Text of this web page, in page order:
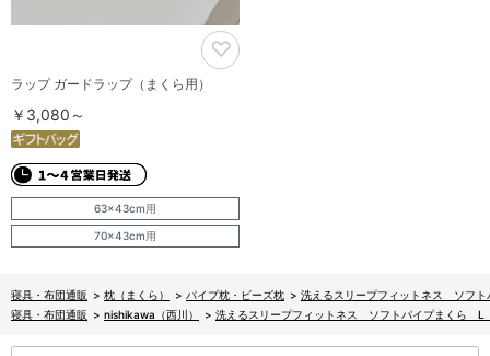
ラップ ガードラップ（まくら用）
￥3,080～
63×43cm用
70×43cm用
寝具・布団通販 > 枕（まくら） > パイプ枕・ビーズ枕 > 洗えるスリープフィットネス ソフ
寝具・布団通販 > nishikawa（西川） > 洗えるスリープフィットネス ソフトパイプまくら L